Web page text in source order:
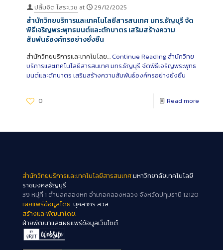
ปลื้มจิต โสระเวช at 29/12/2025
สำนักวิทยบริการและเทคโนโลยีสารสนเทศ มทร.ธัญบุรี จัด
พิธีเจริญพระพุทธมนต์และตักบาตร เสริมสร้างความ
สัมพันธ์องค์กรอย่างยั่งยืน
สำนักวิทยบริการและเทคโนโลย… Continue Reading สำนักวิทย
บริการและเทคโนโลยีสารสนเทศ มทร.ธัญบุรี จัดพิธีเจริญพระพุทธ
มนต์และตักบาตร เสริมสร้างความสัมพันธ์องค์กรอย่างยั่งยืน
0 Read more
สำนักวิทยบริการและเทคโนโลยีสารสนเทศมหาวิทยาลัยเทคโนโลยี
ราชมงคลธัญบุรี
39 หมู่ที่ 1 ตำบลคลองหก อำเภอคลองหลวง จังหวัดปทุมธานี 12120
เผยแพร่ข้อมูลโดย.บุคลากร สวส.
สร้างและพัฒนาโดย.
ฝ่ายพัฒนาและเผยแพร่ข้อมูลเว็บไซต์